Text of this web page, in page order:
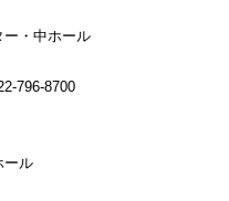
ー・中ホール
796-8700
ール